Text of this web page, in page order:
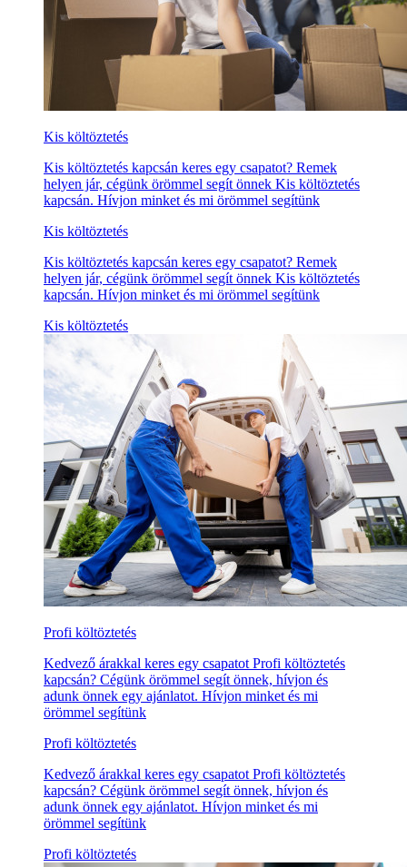
Kis költöztetés
Kis költöztetés kapcsán keres egy csapatot? Remek
helyen jár, cégünk örömmel segít önnek Kis költöztetés
kapcsán. Hívjon minket és mi örömmel segítünk
Kis költöztetés
Kis költöztetés kapcsán keres egy csapatot? Remek
helyen jár, cégünk örömmel segít önnek Kis költöztetés
kapcsán. Hívjon minket és mi örömmel segítünk
Kis költöztetés
Profi költöztetés
Kedvező árakkal keres egy csapatot Profi költöztetés
kapcsán? Cégünk örömmel segít önnek, hívjon és
adunk önnek egy ajánlatot. Hívjon minket és mi
örömmel segítünk
Profi költöztetés
Kedvező árakkal keres egy csapatot Profi költöztetés
kapcsán? Cégünk örömmel segít önnek, hívjon és
adunk önnek egy ajánlatot. Hívjon minket és mi
örömmel segítünk
Profi költöztetés